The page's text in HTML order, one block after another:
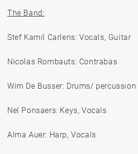
The Band:
Stef Kamil Carlens: Vocals, Guitar
Nicolas Rombauts: Contrabas
Wim De Busser: Drums/ percussion
Nel Ponsaers: Keys, Vocals
Alma Auer: Harp, Vocals